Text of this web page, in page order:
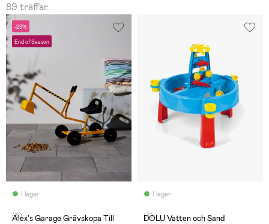
89 träffar.
-29%
End of Season
I lager
(6)
Alex's Garage Grävskopa Till
I lager
(7)
DOLU Vatten och Sand